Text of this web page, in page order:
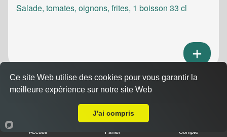
Salade, tomates, oignons, frites, 1 boisson 33 cl
Menu sandwich meatic
10.50 €
Accueil Panier Compte
Ce site Web utilise des cookies pour vous garantir la
meilleure expérience sur notre site Web
J'ai compris